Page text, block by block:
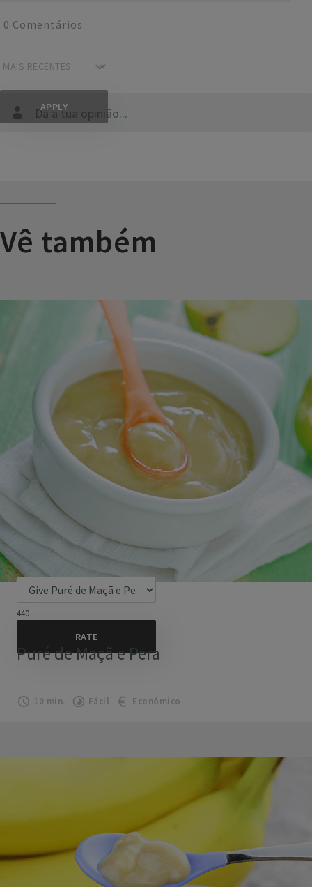
Dá a tua opinião...
0 Comentários
Vê também
440
Puré de Maçã e Pera
10 min. Fácil Económico